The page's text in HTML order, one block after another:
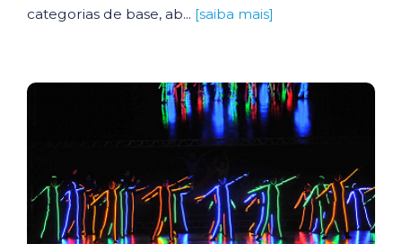
categorias de base, ab... [saiba mais]